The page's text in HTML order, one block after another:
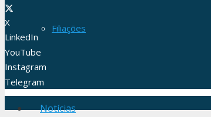
Filiações
Notícias
X
LinkedIn
YouTube
Instagram
Telegram